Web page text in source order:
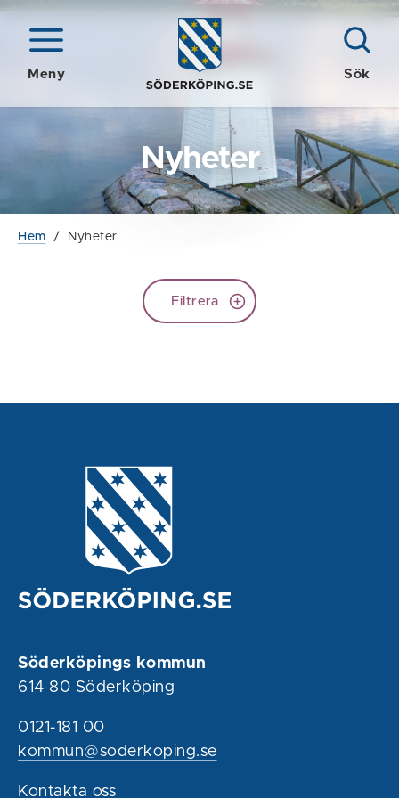
Meny Sök
Nyheter
Hem / Nyheter
Filtrera
Söderköpings kommun
614 80 Söderköping
0121-181 00
kommun@soderkoping.se
Kontakta oss